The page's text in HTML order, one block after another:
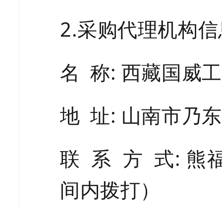
2.采购代理机构
名 称: 西藏国威
地 址: 山南市乃
联 系 方 式: 熊
间内拨打）